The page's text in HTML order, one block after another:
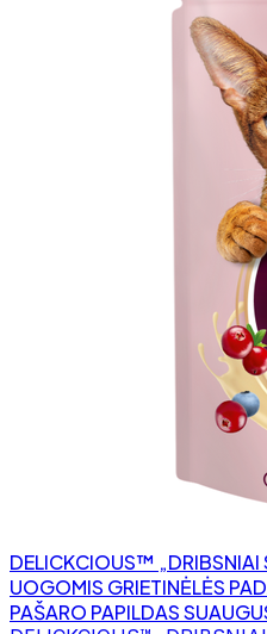
DELICKCIOUS™ „DRIBSNIAI
UOGOMIS GRIETINĖLĖS
PAŠARO PAPILDAS